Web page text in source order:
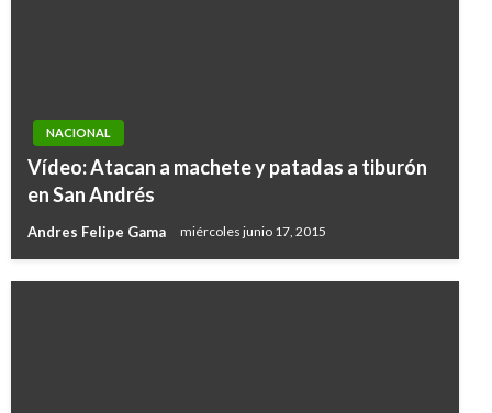
NACIONAL
Vídeo: Atacan a machete y patadas a tiburón
en San Andrés
Andres Felipe Gama miércoles junio 17, 2015